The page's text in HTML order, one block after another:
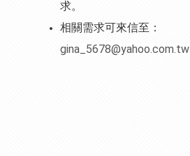
求。
相關需求可來信至：
gina_5678@yahoo.com.tw